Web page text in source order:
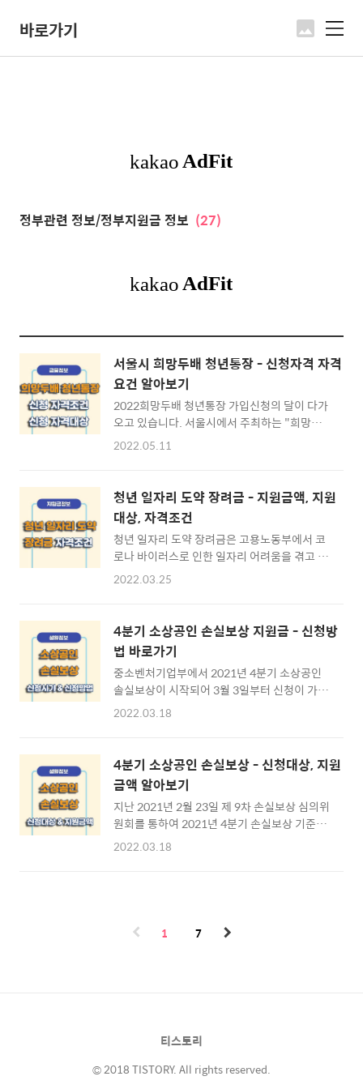
바로가기 메
정부관련 정보/정부지원금 정보 (27)
서울시 희망두배 청년통장 - 신청자격 자격
요건 알아보기
2022희망두배 청년통장 가입신청의 달이 다가
오고 있습니다. 서울시에서 주최하는 "희망두
배 청년통장"은 적금한 원금을 두배로 돌려받을
은 사전조회가 200만건에 육박하고 조기소진
가능성 까지 나올정도로 많은 청년들이 관심을
가지고 신청 준비에 임하고 있습니다. 그렇기 때
문에 아직 시간이 남은 기간동안에 2022년 희
망두배 청년통장의 자격조건 및 신청방법에 대
하여 아래 내용에서 확인해보도록 하겠습니다.
통장 자격조건 ☜ ⊙ 3. 희망두배 청년통장 가입
방법 ☜ 서울시 희망두배 청년통장 ▶ 희망두배
청년통장이란? 서울시에서 주..
2022.05.11
청년 일자리 도약 장려금 - 지원금액, 지원
대상, 자격조건
청년 일자리 도약 장려금은 고용노동부에서 코
로나 바이러스로 인한 일자리 어려움을 겪고 있
는 청년들을 위하여 코로나19가 장기화되면서
리를 구하는 것이 힘든 상황입니다. 사업자 입장
에서는 매월 발생하는 지출 중 가장 부담으로 다
가오는 지출은 인건비이기 때문인데요. 그래서
청년을 고용하는 것으로 최대 960만원까지 수
령할 수 있는 청년일자리도약장려금에 대한 내
용을 알아보도록 하겠습니다. ※ [목차] 청년일
아보기 ☜ 청년일자리도약 장려금 ▶ 청년일자
리도약장려금 이란? 청년 일자리 도약 장려금이
란 근로자를 고용하는데 어려움을 겪는..
2022.03.25
4분기 소상공인 손실보상 지원금 - 신청방
법 바로가기
중소벤처기업부에서 2021년 4분기 소상공인
솔실보상이 시작되어 3월 3일부터 신청이 가능
한데요. 먼저 3일부터 온라인 신청이 가능한 신
요청 온라인 신청이 시작됩니다. 신청방식은 온
라인은 5부제, 오프라인은 홀짝제 등으로 시행
이 되는데요. 신청기간과 신청방법 그리고 필요
한 증빙서류는 무엇인지에 대하여 알아보도록
하겠습니다. ※ [목차] 4분기 소상공인 손실보
상 ⊙ 1. 신속보상과 확인보상 ☜ ⊙ 2. 신청기
부분이 신속보상이라 생각하시면 ..
2022.03.18
4분기 소상공인 손실보상 - 신청대상, 지원
금액 알아보기
지난 2021년 2월 23일 제 9차 손실보상 심의위
원회를 통하여 2021년 4분기 손실보상 기준이
의결됐습니다. 이번 4분기 보상의 기준은 방역
손실보상에 대한 가입대상자, 자격조건 그리고
지원금액에 대하여 알아보도록 하겠습니다. ※
2021년 10월 1일에서 2021년 12월 31일까지
..
2022.03.18
1 7
티스토리
© 2018 TISTORY. All rights reserved.